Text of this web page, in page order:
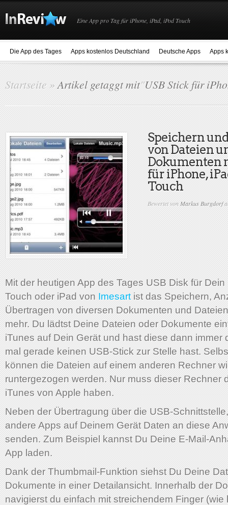
Eine App pro Tag für iPhone, iPad, iPod Touch
Die App des Tages Apps kostenlos Deutschland Deutsche Apps Apps
Startseite »Artikel getaggt mit"USB Stick für
Speichern
von Dateien
Dokumenten
für iPhone,
Touch
Bewertet vonMarkus Burgdorf
Mit der heutigen App des Tages USB Disk für
Touch oder iPad von Imesartist das Speichern,
Übertragen von diversen Dokumenten und
mehr. Du lädtst Deine Dateien oder Dokumente
iTunes auf Dein Gerät und hast diese dann immer
mal gerade keinen USB-Stick zur Stelle hast.
können die Dateien auf einem anderen Rechner
runtergezogen werden. Nur muss dieser Rechner
iTunes von Apple haben.
Neben der Übertragung über die USB-
andere Apps auf Deinem Gerät Daten an diese
senden. Zum Beispiel kannst Du Deine E-Mail-
App laden.
Dank der Thumbmail-Funktion siehst Du Deine
Dokumente in einer Detailansicht. Innerhalb der
navigierst du einfach mit streichendem Finger (wie